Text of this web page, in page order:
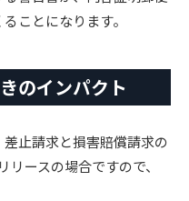
ことになります。
のインパクト
止請求と損害賠償請求の
ースの場合ですので、